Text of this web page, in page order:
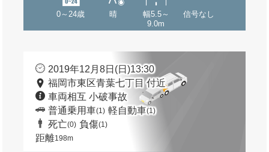
0～24歳 晴
幅5.5～
9.0m
信号なし
2019年12月8日(日)13:30
福岡市東区青葉七丁目 付近
車両相互 小破事故
普通乗用車(1) 軽自動車(1)
死亡(0) 負傷(1)
距離198m